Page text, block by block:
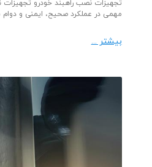
تجهیزات نصب راهبند خودرو
مهمی در عملکرد صحیح، ایمنی و دوام
بیشتر ...